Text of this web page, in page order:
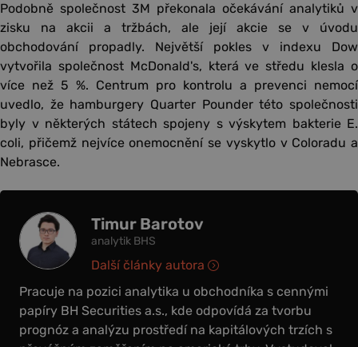
Podobně společnost 3M překonala očekávání analytiků v
zisku na akcii a tržbách, ale její akcie se v úvodu
obchodování propadly. Největší pokles v indexu Dow
vytvořila společnost McDonald's, která ve středu klesla o
více než 5 %. Centrum pro kontrolu a prevenci nemocí
uvedlo, že hamburgery Quarter Pounder této společnosti
byly v některých státech spojeny s výskytem bakterie E.
coli, přičemž nejvíce onemocnění se vyskytlo v Coloradu a
Nebrasce.
Timur Barotov
analytik BHS
Pracuje na pozici analytika u obchodníka s cennými
papíry BH Securities a.s., kde odpovídá za tvorbu
prognóz a analýzu prostředí na kapitálových trzích s
Další články autora